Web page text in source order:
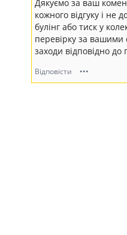
Дякуємо за ваш
кожного відгуку і не
булінг або тиск у
перевірку за вашими
заходи відповідно до
Відповісти •••